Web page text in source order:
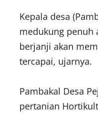
Kepala desa
medukung penuh
berjanji akan
tercapai, ujarnya.
Pambakal Desa
pertanian